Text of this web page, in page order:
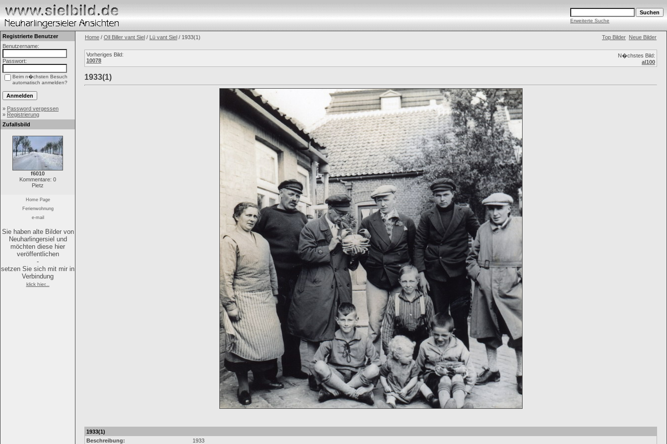
Erweiterte Suche
Registrierte Benutzer
Benutzername:
Passwort:
Beim n�chsten Besuch
automatisch anmelden?
» Password vergessen
» Registrierung
Zufallsbild
f6010
Kommentare: 0
Pietz
Home Page
Ferienwohnung
e-mail
Sie haben alte Bilder von
Neuharlingersiel und
möchten diese hier
veröffentlichen
-
setzen Sie sich mit mir in
Verbindung
klick hier...
Home / Oll Biller vant Siel / Lü vant Siel / 1933(1) Top Bilder Neue Bilder
Vorheriges Bild:
10078
N�chstes Bild:
al100
1933(1)
1933(1)
Beschreibung:
1933